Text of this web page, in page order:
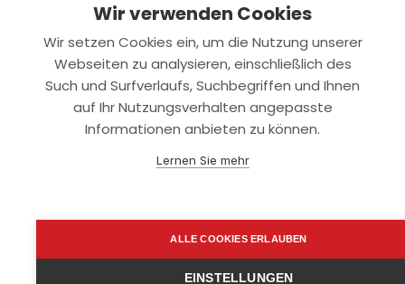
Rechtliches
Datenschutz
support@smartkuendigen.de
Wir verwenden Cookies
Wir setzen Cookies ein, um die Nutzung unserer
Webseiten zu analysieren, einschließlich des
Such und Surfverlaufs, Suchbegriffen und Ihnen
auf Ihr Nutzungsverhalten angepasste
Informationen anbieten zu können.
Lernen Sie mehr
ALLE COOKIES ERLAUBEN
EINSTELLUNGEN